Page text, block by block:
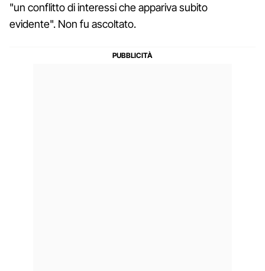
"un conflitto di interessi che appariva subito
evidente". Non fu ascoltato.